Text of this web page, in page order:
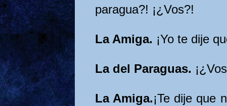
paragua?! ¡¿Vos?!
La Amiga. ¡Yo te dije
La del Paraguas.
La Amiga.¡Te dije que